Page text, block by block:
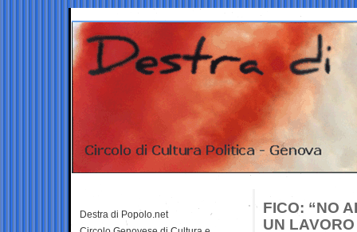
FICO: “NO
UN
Destra di Popolo.net